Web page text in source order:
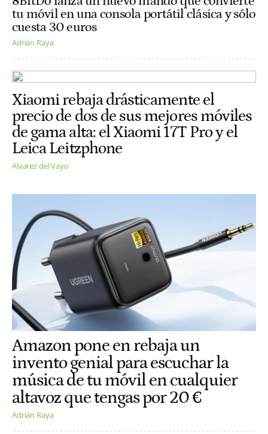
tu móvil en una consola portátil clásica y sólo
cuesta 30 euros
Adrián Raya
Xiaomi rebaja drásticamente el
precio de dos de sus mejores móviles
de gama alta: el Xiaomi 17T Pro y el
Leica Leitzphone
Alvarez del Vayo
Amazon pone en rebaja un
invento genial para escuchar la
música de tu móvil en cualquier
altavoz que tengas por 20 €
Adrián Raya